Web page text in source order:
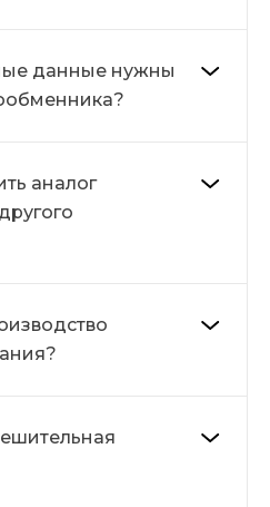
данные нужны
аналог